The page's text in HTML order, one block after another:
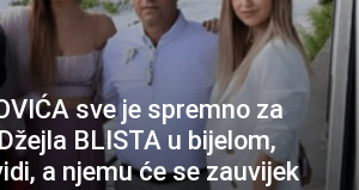
sve je spremno za
BLISTA u bijelom,
a njemu će se zauvijek